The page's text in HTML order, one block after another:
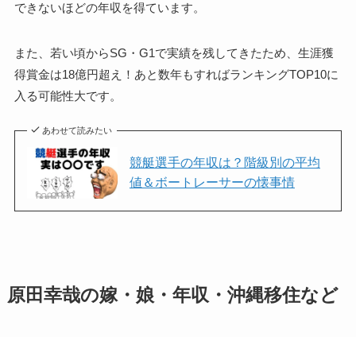
できないほどの年収を得ています。
また、若い頃からSG・G1で実績を残してきたため、生涯獲
得賞金は18億円超え！あと数年もすればランキングTOP10に
入る可能性大です。
あわせて読みたい
競艇選手の年収は？階級別の平均
値＆ボートレーサーの懐事情
原田幸哉の嫁・娘・年収・沖縄移住など